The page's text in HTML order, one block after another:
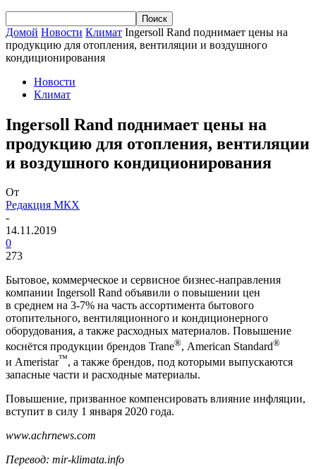
Домой Новости Климат Ingersoll Rand поднимает цены на
продукцию для отопления, вентиляции и воздушного
кондиционирования
Новости
Климат
Ingersoll Rand поднимает цены на
продукцию для отопления, вентиляции
и воздушного кондиционирования
От
Редакция МКХ
-
14.11.2019
0
273
Бытовое, коммерческое и сервисное бизнес-направления
компании Ingersoll Rand объявили о повышении цен
в среднем на 3-7% на часть ассортимента бытового
отопительного, вентиляционного и кондиционерного
оборудования, а также расходных материалов. Повышение
коснётся продукции брендов Trane®, American Standard®
и Ameristar™, а также брендов, под которыми выпускаются
запасные части и расходные материалы.
Повышение, призванное компенсировать влияние инфляции,
вступит в силу 1 января 2020 года.
www.achrnews.com
Перевод: mir-klimata.info